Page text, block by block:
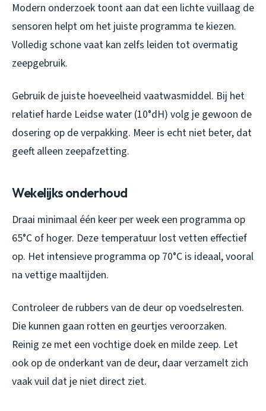
Modern onderzoek toont aan dat een lichte vuillaag de
sensoren helpt om het juiste programma te kiezen.
Volledig schone vaat kan zelfs leiden tot overmatig
zeepgebruik.
Gebruik de juiste hoeveelheid vaatwasmiddel. Bij het
relatief harde Leidse water (10°dH) volg je gewoon de
dosering op de verpakking. Meer is echt niet beter, dat
geeft alleen zeepafzetting.
Wekelijks onderhoud
Draai minimaal één keer per week een programma op
65°C of hoger. Deze temperatuur lost vetten effectief
op. Het intensieve programma op 70°C is ideaal, vooral
na vettige maaltijden.
Controleer de rubbers van de deur op voedselresten.
Die kunnen gaan rotten en geurtjes veroorzaken.
Reinig ze met een vochtige doek en milde zeep. Let
ook op de onderkant van de deur, daar verzamelt zich
vaak vuil dat je niet direct ziet.